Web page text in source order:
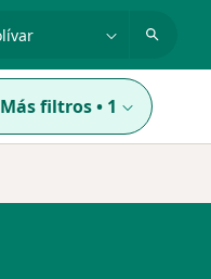
Más filtros• 1